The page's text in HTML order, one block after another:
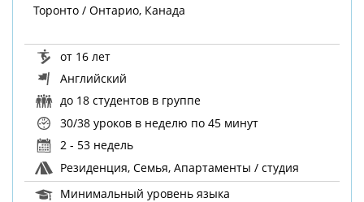
Торонто / Онтарио, Канада
от 16 лет
Английский
до 18 студентов в группе
30/38 уроков в неделю по 45 минут
2 - 53 недель
Резиденция, Семья, Апартаменты / студия
Минимальный уровень языка